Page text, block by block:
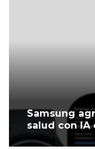
Samsung
salud con IA